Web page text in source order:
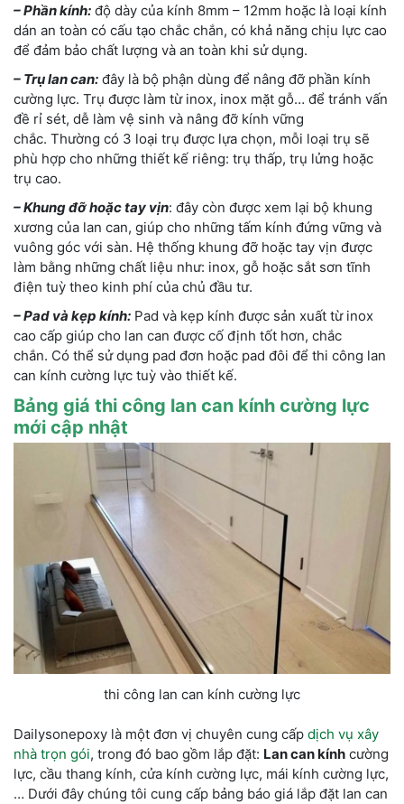
– Phần kính: độ dày của kính 8mm – 12mm hoặc là loại kính
dán an toàn có cấu tạo chắc chắn, có khả năng chịu lực cao
để đảm bảo chất lượng và an toàn khi sử dụng.
– Trụ lan can: đây là bộ phận dùng để nâng đỡ phần kính
cường lực. Trụ được làm từ inox, inox mặt gỗ… để tránh vấn
đề rỉ sét, dễ làm vệ sinh và nâng đỡ kính vững
chắc. Thường có 3 loại trụ được lựa chọn, mỗi loại trụ sẽ
phù hợp cho những thiết kế riêng: trụ thấp, trụ lửng hoặc
trụ cao.
– Khung đỡ hoặc tay vịn: đây còn được xem lại bộ khung
xương của lan can, giúp cho những tấm kính đứng vững và
vuông góc với sàn. Hệ thống khung đỡ hoặc tay vịn được
làm bằng những chất liệu như: inox, gỗ hoặc sắt sơn tĩnh
điện tuỳ theo kinh phí của chủ đầu tư.
– Pad và kẹp kính: Pad và kẹp kính được sản xuất từ inox
cao cấp giúp cho lan can được cố định tốt hơn, chắc
chắn. Có thể sử dụng pad đơn hoặc pad đôi để thi công lan
can kính cường lực tuỳ vào thiết kế.
Bảng giá thi công lan can kính cường lực
mới cập nhật
thi công lan can kính cường lực
Dailysonepoxy là một đơn vị chuyên cung cấp dịch vụ xây
nhà trọn gói, trong đó bao gồm lắp đặt: Lan can kính cường
lực, cầu thang kính, cửa kính cường lực, mái kính cường lực,
… Dưới đây chúng tôi cung cấp bảng báo giá lắp đặt lan can